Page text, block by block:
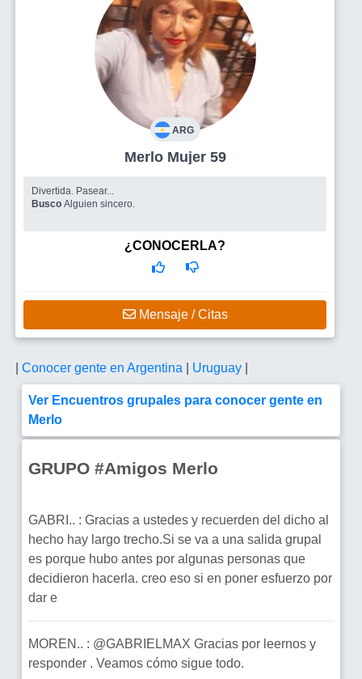
ARG
Merlo Mujer 59
Divertida. Pasear...
Busco Alguien sincero.
¿CONOCERLA?
Mensaje / Citas
Conocer gente en Argentina Uruguay
Ver Encuentros grupales para conocer gente en
Merlo
GRUPO #Amigos Merlo
GABRI.. : Gracias a ustedes y recuerden del dicho al
hecho hay largo trecho.Si se va a una salida grupal
es porque hubo antes por algunas personas que
decidieron hacerla. creo eso si en poner esfuerzo por
dar e
MOREN.. : @GABRIELMAX Gracias por leernos y
responder . Veamos cómo sigue todo.